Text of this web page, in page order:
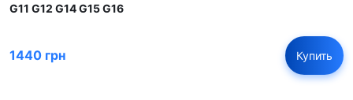
G11 G12 G14 G15 G16
1440 грн Купить